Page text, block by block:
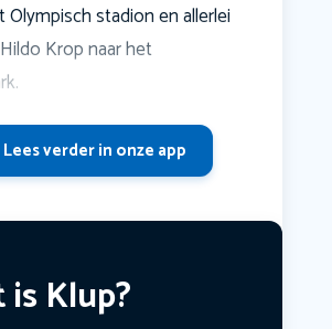
Olympisch stadion en allerlei
Krop naar het
Lees verder in onze app
Klup?